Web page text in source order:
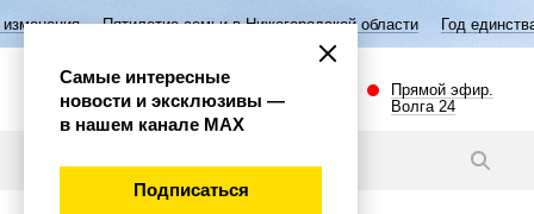
Пятилетие семьи в Нижегородской области Год единства народов
Прямой эфир.
Волга 24
Самые интересные
новости и эксклюзивы —
в нашем канале МАХ
Подписаться